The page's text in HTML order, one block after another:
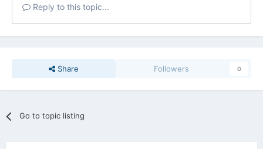
Reply to this topic...
Share Followers 0
Go to topic listing